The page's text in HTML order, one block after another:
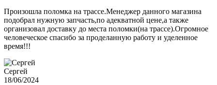
Произошла поломка на трассе.Менеджер данного магазина
подобрал нужную запчасть,по адекватной цене,а также
организовал доставку до места поломки(на трассе).Огромное
человеческое спасибо за проделанную работу и уделенное
время!!!
Сергей
18/06/2024